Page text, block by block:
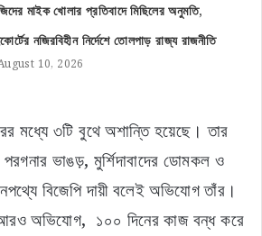
মাইক খোলার প্রতিবাদে মিছিলের অনুমতি,
নজিরবিহীন নির্দেশে তোলপাড় রাজ্য রাজনীতি
10, 2026
মধ্যে ৩টি বুথে অশান্তি হয়েছে। তার
ভাঙড়, মুর্শিদাবাদের ডোমকল ও
বিজেপি দায়ী বলেই অভিযোগ তাঁর।
আরও অভিযোগ, ১০০ দিনের কাজ বন্ধ করে